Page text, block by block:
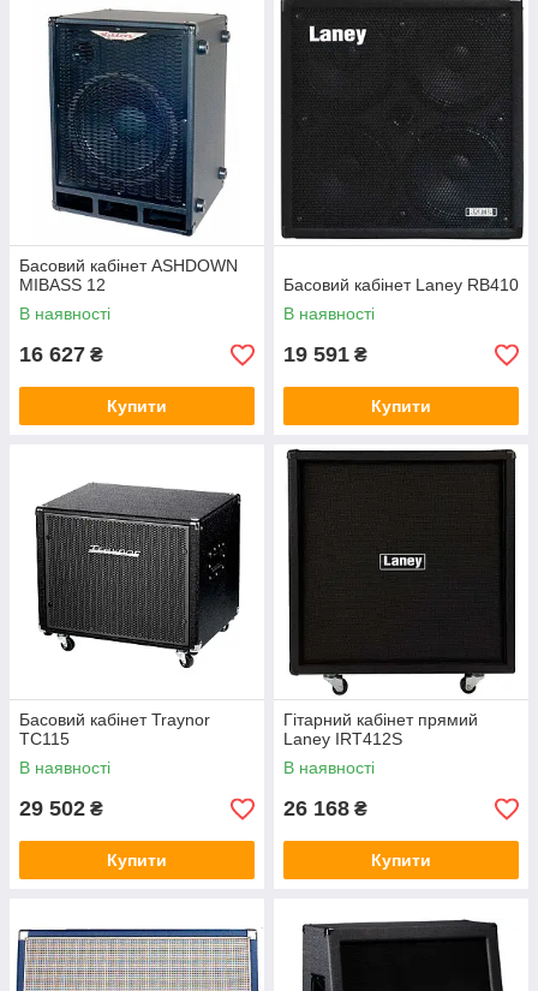
Басовий кабінет ASHDOWN
MIBASS 12
В наявності
16 627 ₴
Купити
Басовий кабінет Laney RB410
В наявності
19 591 ₴
Купити
Басовий кабінет Traynor
TC115
В наявності
29 502 ₴
Купити
Гітарний кабінет прямий
Laney IRT412S
В наявності
26 168 ₴
Купити